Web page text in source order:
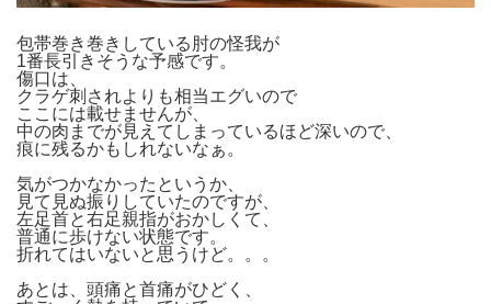
包帯巻き巻きしている肘の怪我が
1番長引きそうな予感です。
傷口は、
クラゲ刺されよりも相当エグいので
ここには載せませんが、
中の肉までが見えてしまっているほど深いので、
痕に残るかもしれないなぁ。
気がつかなかったというか、
見て見ぬ振りしていたのですが、
左足首と右足親指がおかしくて、
普通に歩けない状態です。
折れてはいないと思うけど。。。
あとは、頭痛と首痛がひどく、